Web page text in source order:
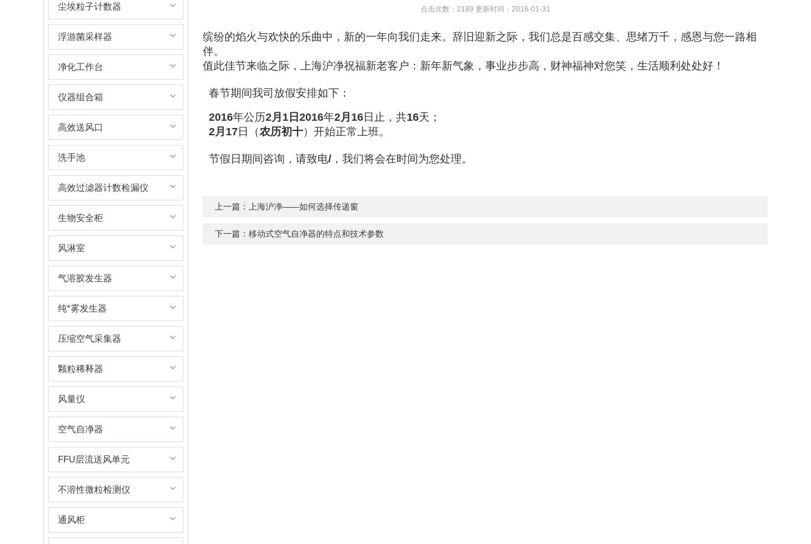
点击次数：2189 更新时间：2016-01-31
缤纷的焰火与欢快的乐曲中，新的一年向我们走来。辞旧迎新之际，我们总是百感交集、思绪万千，感恩与您一路相
伴。
值此佳节来临之际，上海沪净祝福新老客户：新年新气象，事业步步高，财神福神对您笑，生活顺利处处好！
春节期间我司放假安排如下：
2016年公历2月1日 2016年2月16 日止，共16天；
2月17 日（农历初十）开始正常上班。
节假日期间咨询，请致电/ ，我们将会在时间为您处理。
上一篇： 上海沪净——如何选择传递窗
下一篇： 移动式空气自净器的特点和技术参数
尘埃粒子计数器
浮游菌采样器
净化工作台
仪器组合箱
高效送风口
洗手池
高效过滤器计数检漏仪
生物安全柜
风淋室
气溶胶发生器
纯*雾发生器
压缩空气采集器
颗粒稀释器
风量仪
空气自净器
FFU层流送风单元
不溶性微粒检测仪
通风柜